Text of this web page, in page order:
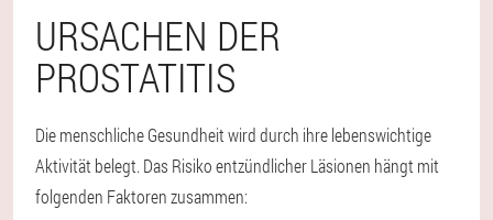
URSACHEN DER
PROSTATITIS
Die menschliche Gesundheit wird durch ihre lebenswichtige
Aktivität belegt. Das Risiko entzündlicher Läsionen hängt mit
folgenden Faktoren zusammen: